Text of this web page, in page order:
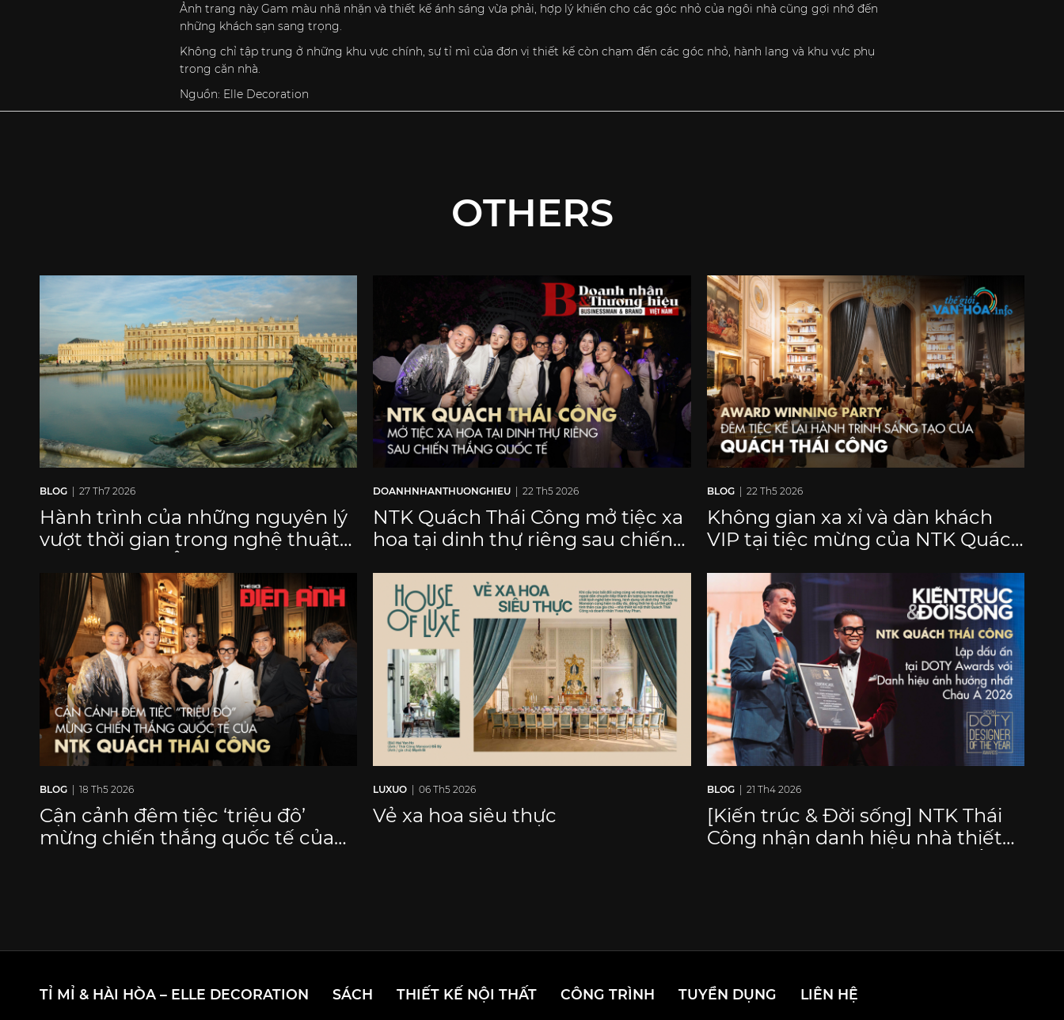
Ảnh trang này Gam màu nhã nhặn và thiết kế ánh sáng vừa phải, hợp lý khiến cho các góc nhỏ của ngôi nhà cũng gợi nhớ đến
những khách sạn sang trọng.
Không chỉ tập trung ở những khu vực chính, sự tỉ mì của đơn vị thiết kế còn chạm đến các góc nhỏ, hành lang và khu vực phụ
trong căn nhà.
Nguồn: Elle Decoration
OTHERS
BLOG | 27 Th7 2026
Hành trình của những nguyên lý
vượt thời gian trong nghệ thuật
không gian Nội thất Cổ điển và
Tân cổ điển
DOANHNHANTHUONGHIEU | 22 Th5 2026
NTK Quách Thái Công mở tiệc xa
hoa tại dinh thự riêng sau chiến
BLOG| 22 Th5 2026
Không gian xa xỉ và dàn khách
VIP tại tiệc mừng của NTK Quách
BLOG | 18 Th5 2026
Cận cảnh đêm tiệc ‘triệu đô’
mừng chiến thắng quốc tế của
LUXUO | 06 Th5 2026
Vẻ xa hoa siêu thực
BLOG| 21 Th4 2026
[Kiến trúc & Đời sống] NTK Thái
Công nhận danh hiệu nhà thiết
TỈ MỈ & HÀI HÒA – ELLE DECORATION SÁCH THIẾT KẾ NỘI THẤT CÔNG TRÌNH TUYỂN DỤNG LIÊN HỆ